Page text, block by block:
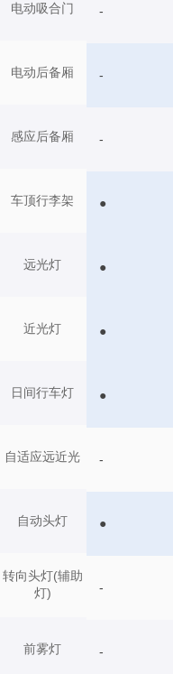
电动吸合门
电动后备厢
感应后备厢
车顶行李架
远光灯
近光灯
日间行车灯
自适应远近光
自动头灯
转向头灯(辅助
灯)
前雾灯
-
-
-
●
●
●
●
-
●
-
-